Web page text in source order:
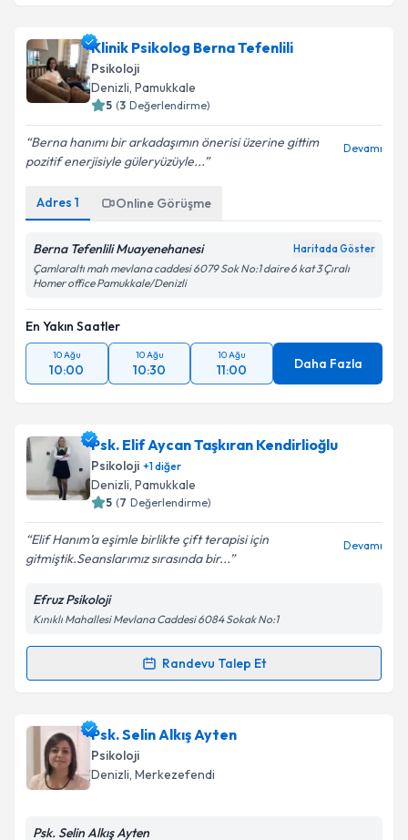
Klinik Psikolog Berna Tefenlili
Psikoloji
Denizli, Pamukkale
5 (3 Değerlendirme)
Berna hanımı bir arkadaşımın önerisi üzerine gittim
pozitif enerjisiyle güleryüzüyle...
Devamı
Adres 1 Online Görüşme
Berna Tefenlili Muayenehanesi Haritada Göster
Çamlaraltı mah mevlana caddesi 6079 Sok No:1 daire 6 kat 3 Çıralı
Homer office Pamukkale/Denizli
En Yakın Saatler
10 Ağu
10:00
10 Ağu
10:30
10 Ağu
11:00 Daha Fazla
Psk. Elif Aycan Taşkıran Kendirlioğlu
Psikoloji +1diğer
Denizli, Pamukkale
5 (7 Değerlendirme)
Elif Hanım’a eşimle birlikte çift terapisi için
gitmiştik.Seanslarımız sırasında bir...
Devamı
Efruz Psikoloji
Kınıklı Mahallesi Mevlana Caddesi 6084 Sokak No:1
Randevu Talep Et
Randevu Takvimi Talebi
Psk. Elif Aycan Taşkıran Kendirlioğlu
takvimi talebi oluşturun. Size bu uzmandan randevu
almanız için bir takvim hazırlandığında e-posta ile
bilgilendireceğiz.
Psk. Selin Alkış Ayten
Psikoloji
Denizli, Merkezefendi
Psk. Selin Alkış Ayten